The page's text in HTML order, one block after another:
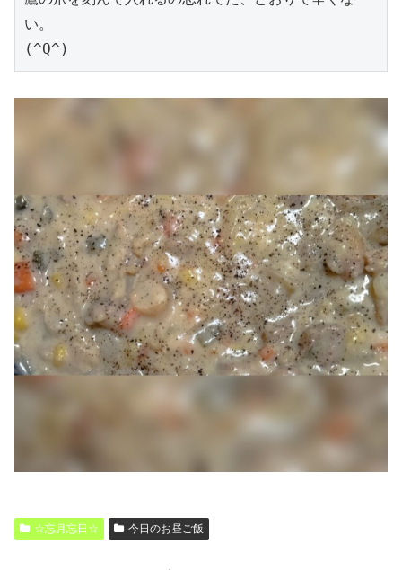
い。
(^Q^)
☆忘月忘日☆ 今日のお昼ご飯